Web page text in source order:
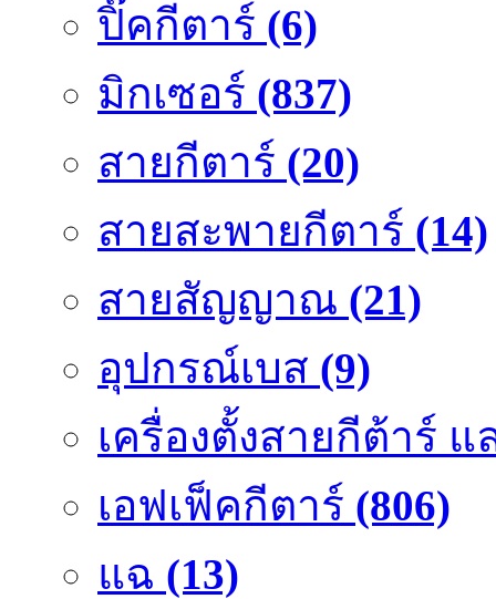
ปิ๊คกีตาร์ (6)
มิกเซอร์ (837)
สายกีตาร์ (20)
สายสะพายกีตาร์ (14)
สายสัญญาณ (21)
อุปกรณ์เบส (9)
เครื่องตั้งสายกีต้าร์ แ
เอฟเฟ็คกีตาร์ (806)
แฉ (13)